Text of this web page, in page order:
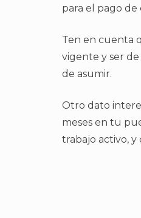
para el pago de
Ten en cuenta
vigente y ser
de asumir.
Otro dato
meses en tu
trabajo activo,